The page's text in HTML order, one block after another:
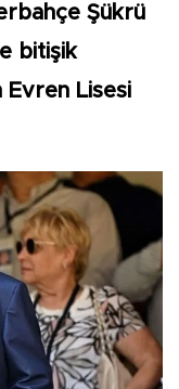
Şükrü
bitişik
Evren Lisesi